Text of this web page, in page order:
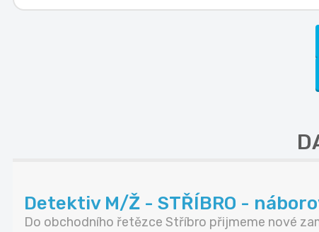
Detektiv M/Ž - STŘÍBRO -
Do obchodního řetězce Stříbro přijmeme nové